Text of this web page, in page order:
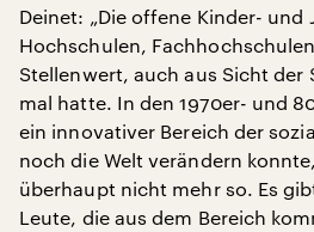
Deinet: „Die offene Kinder- und
Hochschulen,
Stellenwert, auch aus Sicht der
mal hatte. In den 1970er- und
ein innovativer Bereich der
noch die Welt verändern
überhaupt nicht mehr so. Es
Leute, die aus dem Bereich